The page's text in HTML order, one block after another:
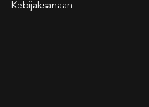
Kebijaksanaan